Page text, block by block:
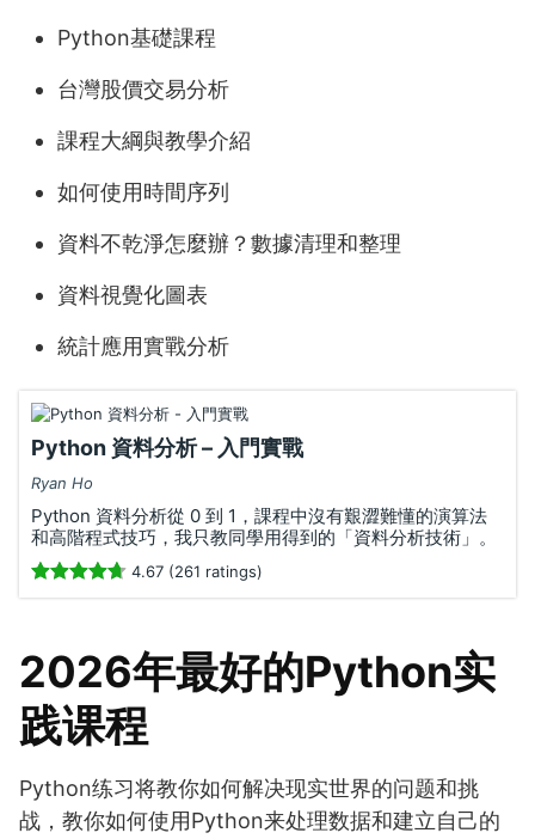
Python基礎課程
台灣股價交易分析
課程大綱與教學介紹
如何使用時間序列
資料不乾淨怎麼辦？數據清理和整理
資料視覺化圖表
統計應用實戰分析
Python 資料分析 – 入門實戰
Ryan Ho
Python 資料分析從 0 到 1，課程中沒有艱澀難懂的演算法
和高階程式技巧，我只教同學用得到的「資料分析技術」。
4.67 (261 ratings)
2026年最好的Python实
践课程
Python练习将教你如何解决现实世界的问题和挑
战，教你如何使用Python来处理数据和建立自己的